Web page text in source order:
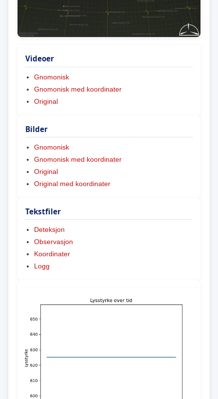
Videoer
Gnomonisk
Gnomonisk med koordinater
Original
Bilder
Gnomonisk
Gnomonisk med koordinater
Original
Original med koordinater
Tekstfiler
Deteksjon
Observasjon
Koordinater
Logg